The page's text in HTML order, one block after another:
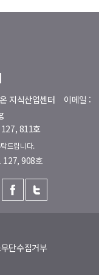
지식산업센터 이메일 :
811호
드립니다.
127, 908호
단수집거부